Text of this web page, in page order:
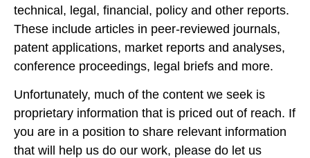
technical, legal, financial, policy and other reports.
These include articles in peer-reviewed journals,
patent applications, market reports and analyses,
conference proceedings, legal briefs and more.
Unfortunately, much of the content we seek is
proprietary information that is priced out of reach. If
you are in a position to share relevant information
that will help us do our work, please do let us